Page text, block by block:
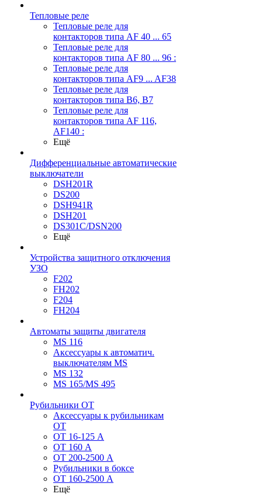
Тепловые реле
Тепловые реле для
контакторов типа AF 40 ... 65
Тепловые реле для
контакторов типа AF 80 ... 96 :
Тепловые реле для
контакторов типа AF9 ... AF38
Тепловые реле для
контакторов типа В6, В7
Тепловые реле для
контакторов типа AF 116,
AF140 :
Ещё
Дифференциальные автоматические
выключатели
DSH201R
DS200
DSH941R
DSH201
DS301C/DSN200
Ещё
Устройства защитного отключения
УЗО
F202
FH202
F204
FH204
Автоматы защиты двигателя
MS 116
Аксессуары к автоматич.
выключателям MS
MS 132
MS 165/MS 495
Рубильники ОТ
Аксессуары к рубильникам
OT
OT 16-125 А
OT 160 А
OT 200-2500 А
Рубильники в боксе
OT 160-2500 А
Ещё